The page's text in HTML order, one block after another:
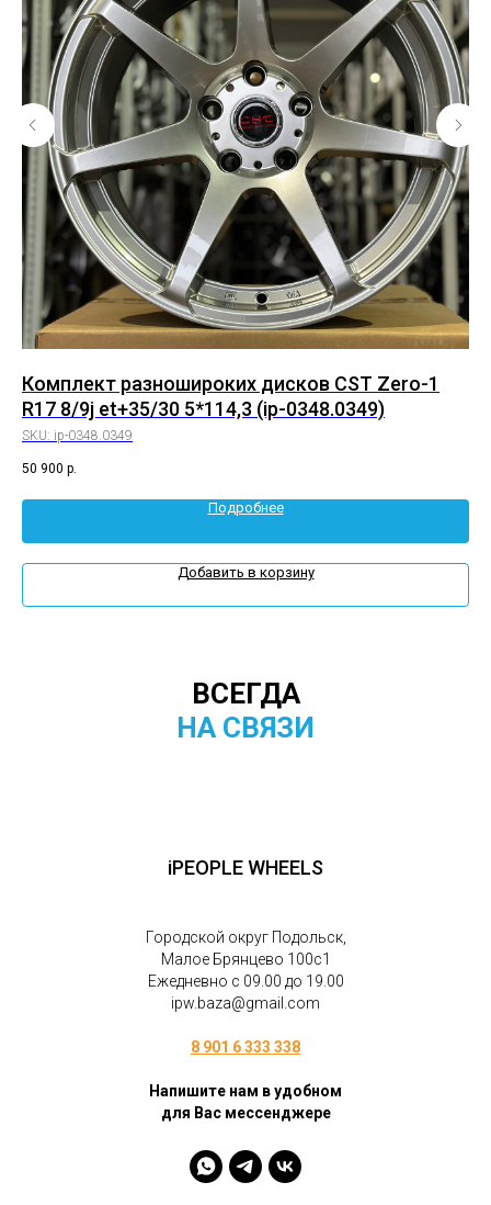
Комплект разношироких дисков CST Zero-1
R17 8/9j et+35/30 5*114,3 (ip-0348.0349)
SKU: ip-0348.0349
50 900 р.
Подробнее
Добавить в корзину
ВСЕГДА
НА СВЯЗИ
iPEOPLE WHEELS
Городской округ Подольск,
Малое Брянцево 100с1
Ежедневно с 09.00 до 19.00
ipw.baza@gmail.com
8 901 6 333 338
Напишите нам в удобном
для Вас мессенджере